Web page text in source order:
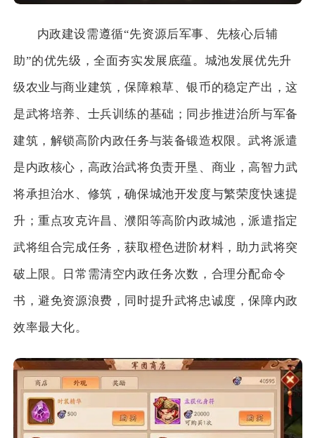
内政建设需遵循“先资源后军事、先核心后辅
助”的优先级，全面夯实发展底蕴。城池发展优先升
级农业与商业建筑，保障粮草、银币的稳定产出，这
是武将培养、士兵训练的基础；同步推进治所与军备
建筑，解锁高阶内政任务与装备锻造权限。武将派遣
是内政核心，高政治武将负责开垦、商业，高智力武
将承担治水、修筑，确保城池开发度与繁荣度快速提
升；重点攻克许昌、濮阳等高阶内政城池，派遣指定
武将组合完成任务，获取橙色进阶材料，助力武将突
破上限。日常需清空内政任务次数，合理分配命令
书，避免资源浪费，同时提升武将忠诚度，保障内政
效率最大化。